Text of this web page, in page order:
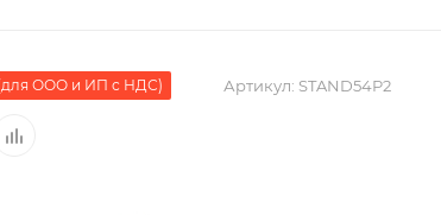
ООО и ИП с НДС) Артикул: STAND54P2